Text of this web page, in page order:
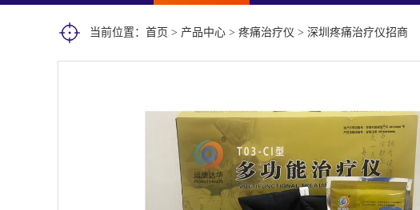
当前位置： 首页 > 产品中心 > 疼痛治疗仪 > 深圳疼痛治疗仪招商